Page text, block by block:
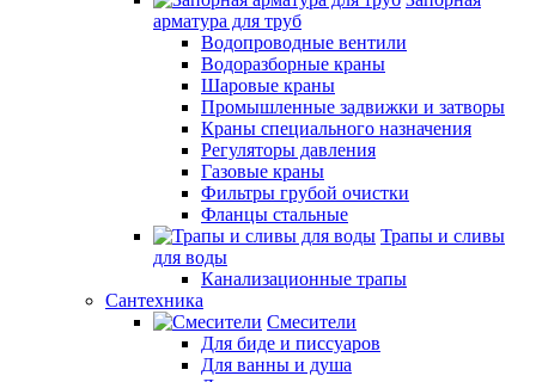
арматура для труб
Водопроводные вентили
Водоразборные краны
Шаровые краны
Промышленные задвижки и затворы
Краны специального назначения
Регуляторы давления
Газовые краны
Фильтры грубой очистки
Фланцы стальные
Трапы и сливы
для воды
Канализационные трапы
Сантехника
Смесители
Для биде и писсуаров
Для ванны и душа